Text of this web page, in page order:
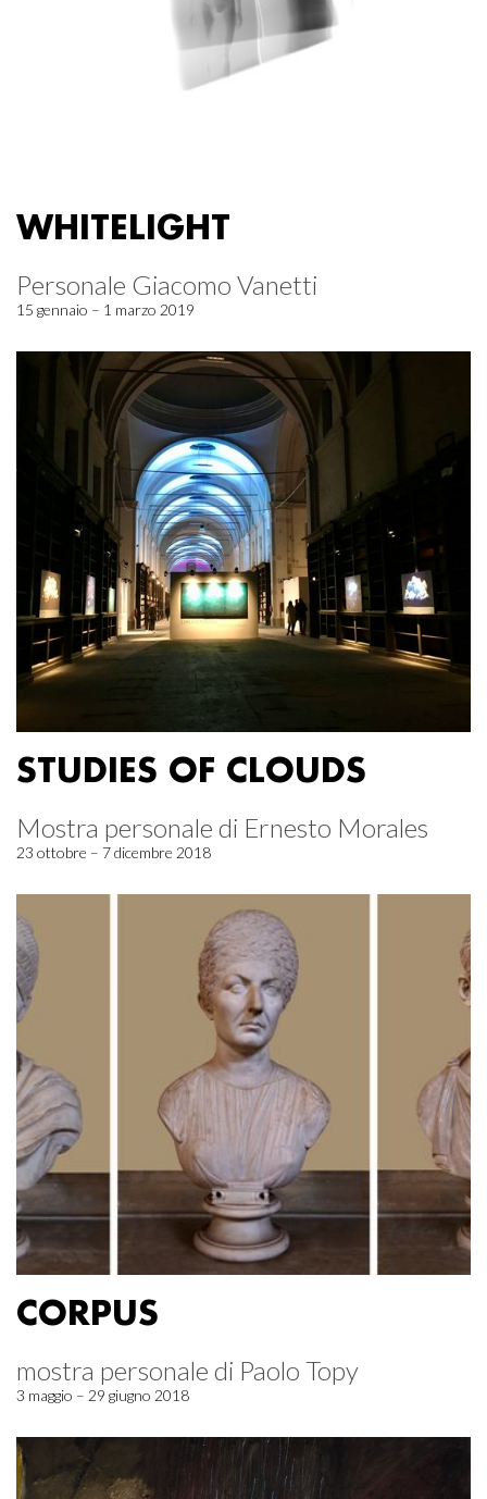
WHITELIGHT
Personale Giacomo Vanetti
15 gennaio – 1 marzo 2019
STUDIES OF CLOUDS
Mostra personale di Ernesto Morales
23 ottobre – 7 dicembre 2018
CORPUS
mostra personale di Paolo Topy
3 maggio – 29 giugno 2018